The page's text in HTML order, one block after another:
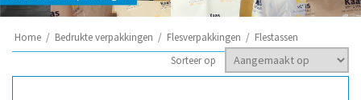
Home / Bedrukte verpakkingen / Flesverpakkingen / Flestassen
Sorteer op